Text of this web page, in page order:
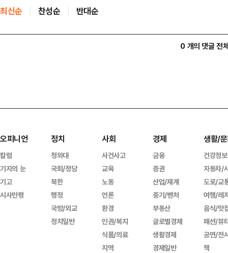
최신순 찬성순 반대순
0 개의 댓글 전
오피니언
칼럼
기자의 눈
기고
시사만평
정치
청와대
국회/정당
북한
행정
국방/외교
정치일반
사회
사건사고
교육
노동
언론
환경
인권/복지
식품/의료
지역
경제
금융
증권
산업/재계
중기/벤처
부동산
글로벌경제
생활경제
경제일반
생활/
건강정보
자동차/
도로/교
여행/레
음식/맛
패션/뷰
공연/전
책